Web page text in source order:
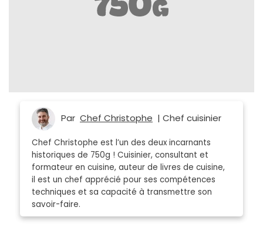
Par Chef Christophe | Chef cuisinier
Chef Christophe est l’un des deux incarnants
historiques de 750g ! Cuisinier, consultant et
formateur en cuisine, auteur de livres de cuisine,
il est un chef apprécié pour ses compétences
techniques et sa capacité à transmettre son
savoir-faire.